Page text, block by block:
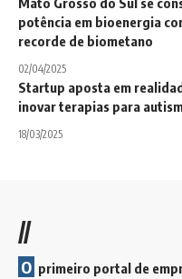
potência em bioenergia
recorde de biometano
02/04/2025
Startup aposta em
inovar terapias para
18/03/2025
//
O primeiro portal de